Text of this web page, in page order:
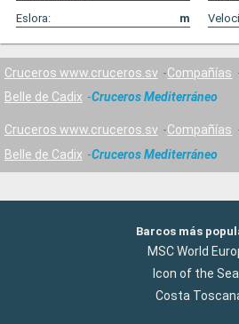
Eslora:
m
Cruceros www.cruceros.sv Compañías
Belle de Cadix
Cruceros Mediterráneo
Cruceros www.cruceros.sv Compañías
Belle de Cadix
Cruceros Mediterráneo
Barcos más
MSC World
Icon of the
Costa